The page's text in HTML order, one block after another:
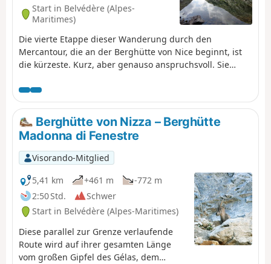
Start in Belvédère (Alpes-
Maritimes)
Die vierte Etappe dieser Wanderung durch den
Mercantour, die an der Berghütte von Nice beginnt, ist
die kürzeste. Kurz, aber genauso anspruchsvoll. Sie
desGR®52. Sie gelangen zum Lac du Basto, dann folgt
der Aufstieg zur Baisse de la Valmasque, bevor es
hinunter ins Vallée des Merveilles geht.
Berghütte von Nizza – Berghütte
Madonna di Fenestre
Visorando-Mitglied
5,41 km
+461 m
-772 m
2:50 Std.
Schwer
Start in Belvédère (Alpes-Maritimes)
Diese parallel zur Grenze verlaufende
Route wird auf ihrer gesamten Länge
vom großen Gipfel des Gélas, dem